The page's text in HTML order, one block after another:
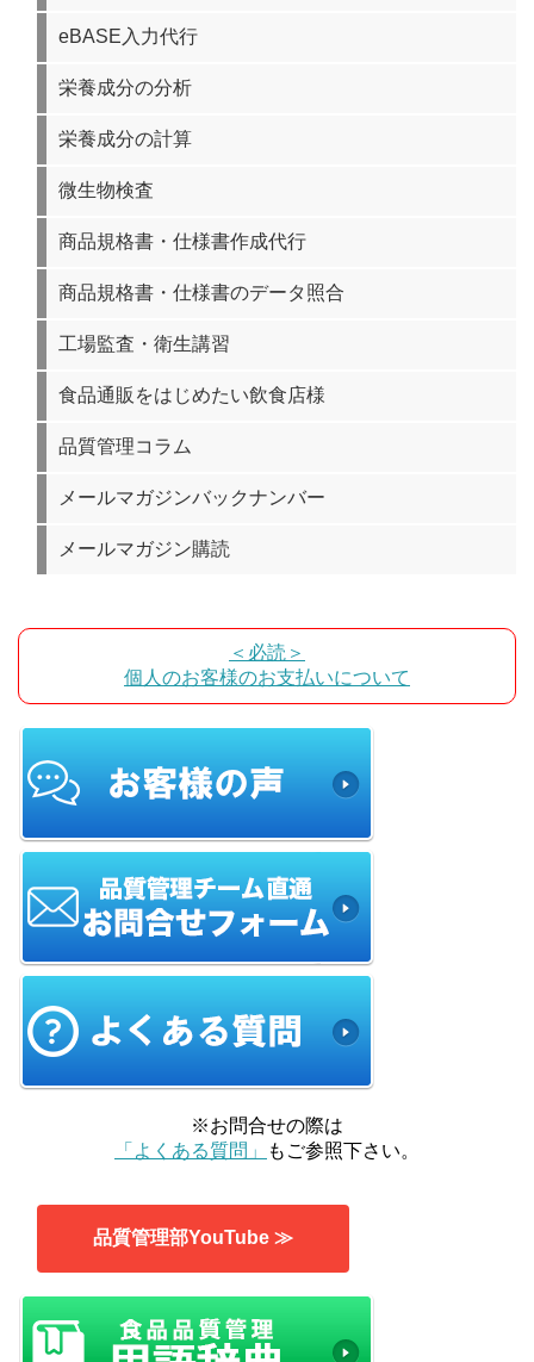
eBASE入力代行
栄養成分の分析
栄養成分の計算
微生物検査
商品規格書・仕様書作成代行
商品規格書・仕様書のデータ照合
工場監査・衛生講習
食品通販をはじめたい飲食店様
品質管理コラム
メールマガジンバックナンバー
メールマガジン購読
＜必読＞
個人のお客様のお支払いについて
※お問合せの際は
「よくある質問」
もご参照下さい。
品質管理部YouTube ≫